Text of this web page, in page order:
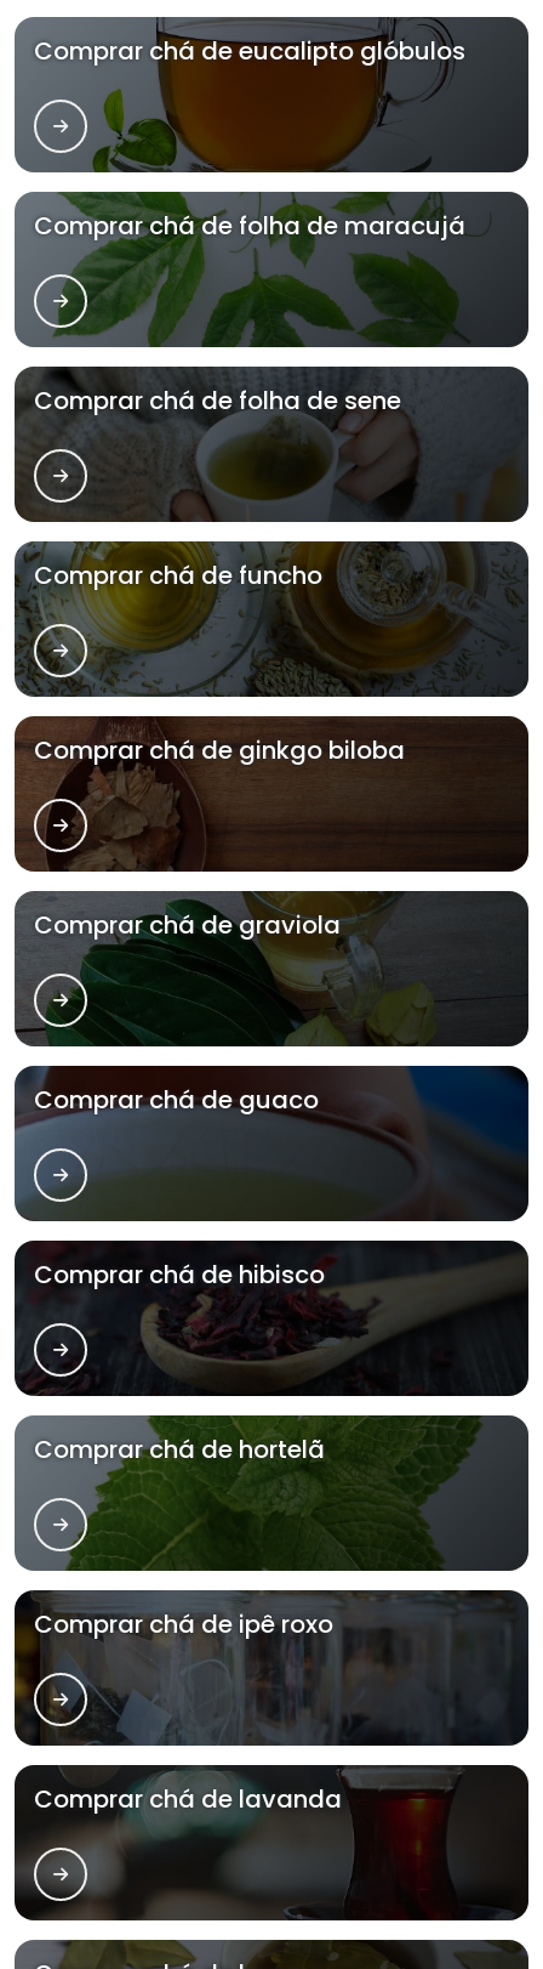
Comprar chá de eucalipto glóbulos
Comprar chá de folha de maracujá
Comprar chá de folha de sene
Comprar chá de funcho
Comprar chá de ginkgo biloba
Comprar chá de graviola
Comprar chá de guaco
Comprar chá de hibisco
Comprar chá de hortelã
Comprar chá de ipê roxo
Comprar chá de lavanda